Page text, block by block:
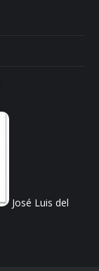
José Luis del